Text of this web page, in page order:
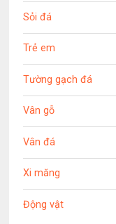
Sỏi đá
Trẻ em
Tường gạch đá
Vân gỗ
Vân đá
Xi măng
Động vật